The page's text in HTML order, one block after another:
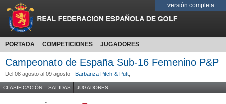
versión completa
PORTADA COMPETICIONES JUGADORES
Campeonato de España Sub-16 Femenino P&P
Del 08 agosto al 09 agosto - Barbanza Pitch & Putt
CLASIFICACIÓN SALIDAS JUGADORES